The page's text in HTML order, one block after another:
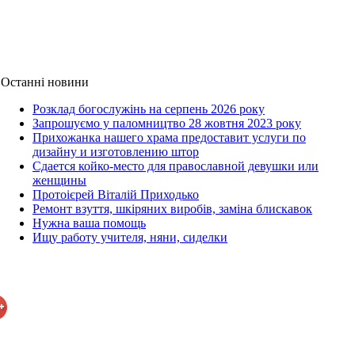
Останні новини
Розклад богослужінь на серпень 2026 року
Запрошуємо у паломництво 28 жовтня 2023 року
Прихожанка нашего храма предоставит услуги по
дизайну и изготовлению штор
Сдается койко-место для православной девушки или
женщины
Протоієрей Віталій Приходько
Ремонт взуття, шкіряних виробів, заміна блискавок
Нужна ваша помощь
Ищу работу учителя, няни, сиделки